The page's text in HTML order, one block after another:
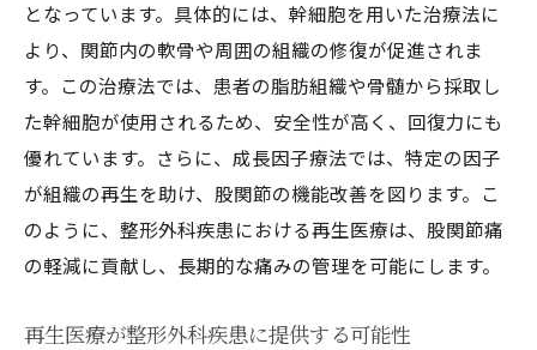
となっています。具体的には、幹細胞を用いた治療法に
より、関節内の軟骨や周囲の組織の修復が促進されま
す。この治療法では、患者の脂肪組織や骨髄から採取し
た幹細胞が使用されるため、安全性が高く、回復力にも
優れています。さらに、成長因子療法では、特定の因子
が組織の再生を助け、股関節の機能改善を図ります。こ
のように、整形外科疾患における再生医療は、股関節痛
の軽減に貢献し、長期的な痛みの管理を可能にします。
再生医療が整形外科疾患に提供する可能性